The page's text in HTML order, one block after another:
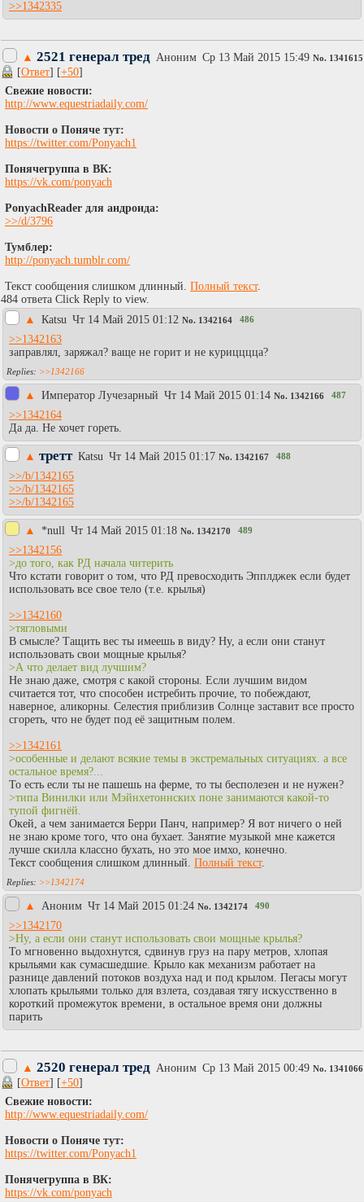
>>1342335
▲ 2521 генерал тред Аноним Ср 13 Май 2015 15:49 No. 1341615
[Ответ] [+50]
Свежие новости:
http://www.equestriadaily.com/
Новости о Поняче тут:
https://twitter.com/Ponyach1
Понячегруппа в ВК:
https://vk.com/ponyach
PonyachReader для андроида:
>>/d/3796
Тумблер:
http://ponyach.tumblr.com/
Текст сообщения слишком длинный. Полный текст.
484 ответа Click Reply to view.
▲
Каtsu Чт 14 Май 2015 01:12 No. 1342164 486
>>1342163
заправлял, заряжал? ваще не горит и не курицццца?
>>1342166
▲ Император Лучезарный Чт 14 Май 2015 01:14 No. 1342166 487
>>1342164
Да да. Не хочет гореть.
▲ третт Каtsu Чт 14 Май 2015 01:17 No. 1342167 488
>>/b/1342165
>>/b/1342165
>>/b/1342165
▲ *null Чт 14 Май 2015 01:18 No. 1342170 489
>>1342156
>до того, как РД начала читерить
Что кстати говорит о том, что РД превосходить Эпплджек если будет
использовать все свое тело (т.е. крылья)
>>1342160
>тягловыми
В смысле? Тащить вес ты имеешь в виду? Ну, а если они станут
использовать свои мощные крылья?
>А что делает вид лучшим?
Не знаю даже, смотря с какой стороны. Если лучшим видом
считается тот, что способен истребить прочие, то побеждают,
наверное, аликорны. Селестия приблизив Солнце заставит все просто
сгореть, что не будет под её защитным полем.
>>1342161
>особенные и делают всякие темы в экстремальных ситуациях. а все
остальное время?...
То есть если ты не пашешь на ферме, то ты бесполезен и не нужен?
>типа Винилки или Мэйнхетоннских поне занимаются какой-то
тупой фигнёй.
Окей, а чем занимается Берри Панч, например? Я вот ничего о ней
не знаю кроме того, что она бухает. Занятие музыкой мне кажется
лучше скилла классно бухать, но это мое имхо, конечно.
Текст сообщения слишком длинный. Полный текст.
>>1342174
▲ Аноним Чт 14 Май 2015 01:24 No. 1342174 490
>>1342170
>Ну, а если они станут использовать свои мощные крылья?
То мгновенно выдохнутся, сдвинув груз на пару метров, хлопая
крыльями как сумасшедшие. Крыло как механизм работает на
разнице давлений потоков воздуха над и под крылом. Пегасы могут
хлопать крыльями только для взлета, создавая тягу искусственно в
короткий промежуток времени, в остальное время они должны
парить
▲ 2520 генерал тред Аноним Ср 13 Май 2015 00:49 No. 1341066
[Ответ] [+50]
Свежие новости:
http://www.equestriadaily.com/
Новости о Поняче тут:
https://twitter.com/Ponyach1
Понячегруппа в ВК:
https://vk.com/ponyach